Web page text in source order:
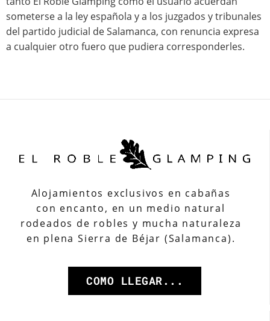
someterse a la ley española y a los juzgados y tribunales
del partido judicial de Salamanca, con renuncia expresa
a cualquier otro fuero que pudiera corresponderles.
Alojamientos exclusivos en cabañas
con encanto, en un medio natural
rodeados de robles y mucha naturaleza
en plena Sierra de Béjar (Salamanca).
COMO LLEGAR...